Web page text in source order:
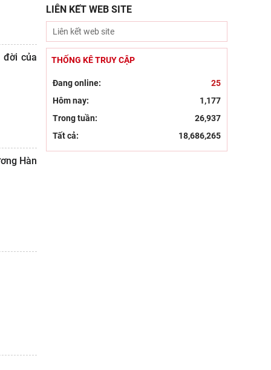
đời của
Hàn
21/07/2026
Bút tích đình nguyên Phan Đình
Phùng - lãnh tụ phong trào Cần
Vương chống Pháp
LIÊN KẾT WEB SITE
THỐNG KÊ TRUY CẬP
Đang online:
25
Hôm nay:
1,177
Trong tuần:
26,937
Tất cả:
18,686,265